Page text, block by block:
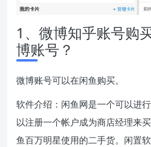
1、微博知乎账号购
博账号？
微博账号可以在闲鱼购买。
软件介绍：闲鱼网是一个可以进
以注册一个帐户成为商店经理来
鱼百万明星使用的二手货。闲置